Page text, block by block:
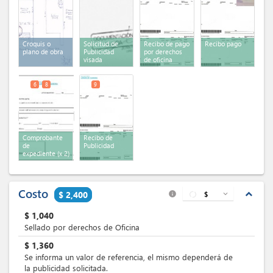
Croquis o
plano de obra
Solicitud de
Publicidad
visada
Recibo de pago
por derechos
de oficina
Recibo pago
Comprobante
de
expediente(x 2)
6 8
Recibo de
Publicidad
9
Costo $ 2,400 expand_less
info $ expand_more
$ 1,040
Sellado por derechos de Oficina
$ 1,360
Se informa un valor de referencia, el mismo dependerá de
la publicidad solicitada.